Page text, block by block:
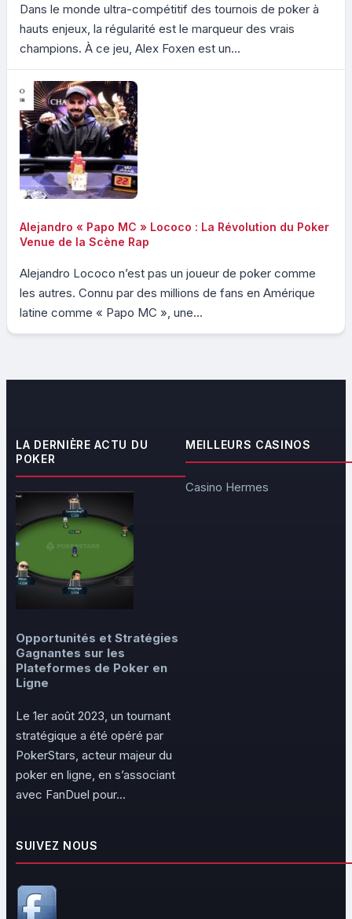
Dans le monde ultra-compétitif des tournois de poker à
hauts enjeux, la régularité est le marqueur des vrais
champions. À ce jeu, Alex Foxen est un...
Alejandro « Papo MC » Lococo : La Révolution du Poker
Venue de la Scène Rap
Alejandro Lococo n’est pas un joueur de poker comme
les autres. Connu par des millions de fans en Amérique
latine comme « Papo MC », une...
LA DERNIÈRE ACTU DU
POKER
Opportunités et Stratégies
Gagnantes sur les
Plateformes de Poker en
Ligne
Le 1er août 2023, un tournant
stratégique a été opéré par
PokerStars, acteur majeur du
poker en ligne, en s’associant
avec FanDuel pour...
MEILLEURS CASINOS
Casino Hermes
SUIVEZ NOUS